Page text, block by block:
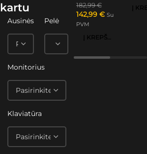
kartu
Ausinės Pelė
Monitorius
Klaviatūra
182,99€
142,99 € Su
PVM
Į KREPŠELĮ